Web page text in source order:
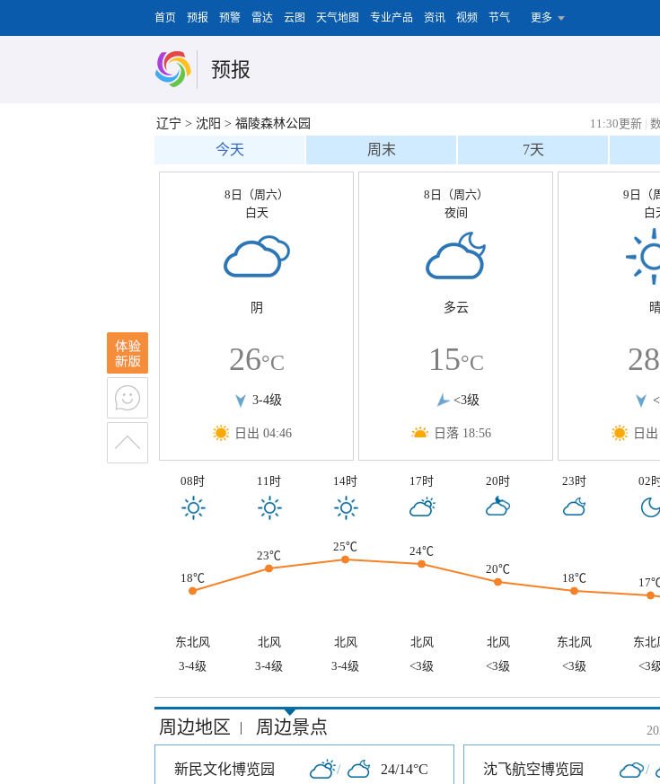
首页 预报 预警 雷达 云图 天气地图 专业产品 资讯 视频 节气 更多
预报
辽宁 > 沈阳 > 福陵森林公园 11:30更新 |
今天 周末 7天
8日（周六）
白天
阴
26°C
3-4级
日出 04:46
8日（周六）
夜间
多云
15°C
<3级
日落 18:56
9日（
白
28
日
08时 11时 14时 17时 20时 23时 02
18℃
23℃
25℃
24℃
20℃
18℃
东北风 北风 北风 北风 北风 东北风 东北
3-4级
3-4级 3-4级 <3级 <3级 <3级 <3
周边地区 | 周边景点
新民文化博览园 / 24/14°C 沈飞航空博览园 /